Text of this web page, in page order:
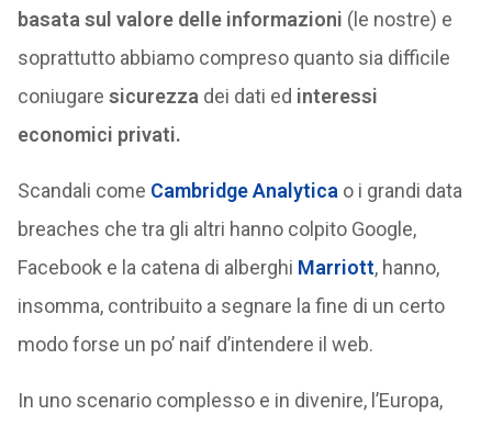
basata sul valore delle informazioni (le nostre) e
soprattutto abbiamo compreso quanto sia difficile
coniugare sicurezza dei dati ed interessi
economici privati.
Scandali come Cambridge Analytica o i grandi data
breaches che tra gli altri hanno colpito Google,
Facebook e la catena di alberghi Marriott, hanno,
insomma, contribuito a segnare la fine di un certo
modo forse un po’ naif d’intendere il web.
In uno scenario complesso e in divenire, l’Europa,